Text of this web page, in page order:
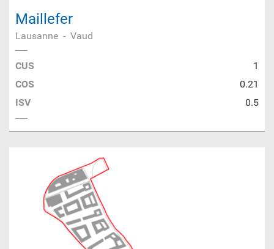
Maillefer
Lausanne - Vaud
CUS
1
COS
0.21
ISV
0.5